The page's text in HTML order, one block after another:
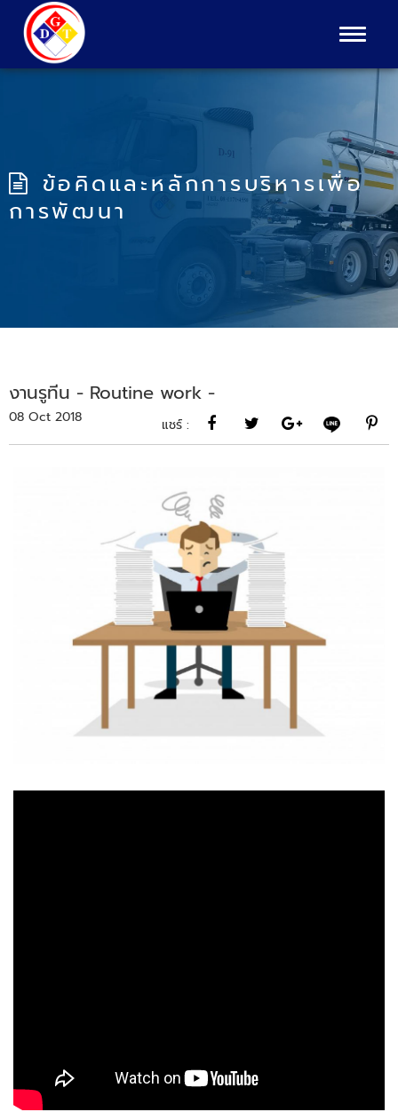
Toggle
ข้อคิดและหลักการบริหารเพื่อ
การพัฒนา
งานรูทีน - Routine work -
08 Oct 2018 แชร์ :